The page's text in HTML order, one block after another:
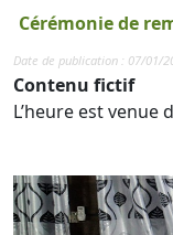
Cérémonie de
Date de publication : 07/01/
Contenu fictif
L’heure est venue